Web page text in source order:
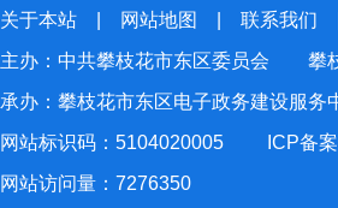
关于本站 网站地图 联系我们
主办：中共攀枝花市东区委员会 攀
承办：攀枝花市东区电子政务建设服
网站标识码：5104020005
ICP备
网站访问量： 7276350